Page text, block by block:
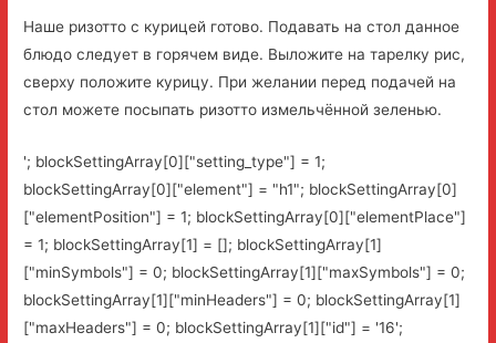
Наше ризотто с курицей готово. Подавать на стол данное
блюдо следует в горячем виде. Выложите на тарелку рис,
сверху положите курицу. При желании перед подачей на
стол можете посыпать ризотто измельчённой зеленью.
'; blockSettingArray[0]["setting_type"] = 1;
blockSettingArray[0]["element"] = "h1"; blockSettingArray[0]
["elementPosition"] = 1; blockSettingArray[0]["elementPlace"]
= 1; blockSettingArray[1] = []; blockSettingArray[1]
["minSymbols"] = 0; blockSettingArray[1]["maxSymbols"] = 0;
blockSettingArray[1]["minHeaders"] = 0; blockSettingArray[1]
["maxHeaders"] = 0; blockSettingArray[1]["id"] = '16';